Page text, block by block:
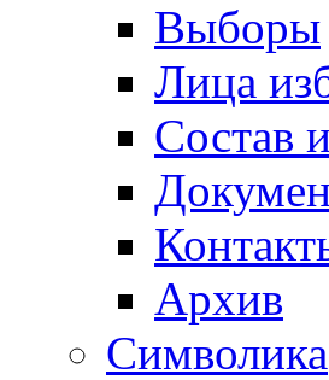
Выборы
Лица
Состав
Архив
Символика